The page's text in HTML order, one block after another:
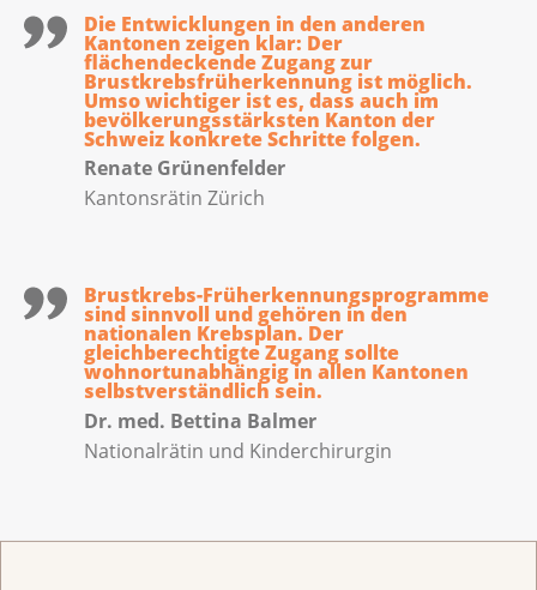
Die Entwicklungen in den anderen
Kantonen zeigen klar: Der
flächendeckende Zugang zur
Brustkrebsfrüherkennung ist möglich.
Umso wichtiger ist es, dass auch im
bevölkerungsstärksten Kanton der
Schweiz konkrete Schritte folgen.
Renate Grünenfelder
Kantonsrätin Zürich
Brustkrebs-Früherkennungsprogramme
sind sinnvoll und gehören in den
nationalen Krebsplan. Der
gleichberechtigte Zugang sollte
wohnortunabhängig in allen Kantonen
selbstverständlich sein.
Dr. med. Bettina Balmer
Nationalrätin und Kinderchirurgin
PINK CUBE Vier-Jahres-Daten